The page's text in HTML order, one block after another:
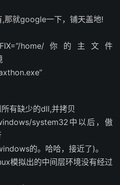
那就google一下，铺天盖地!
home/你的主文件
有缺少的dll,并拷贝
system32中以后，傲
的。哈哈，接近了)。
模拟出的中间层环境没有经过